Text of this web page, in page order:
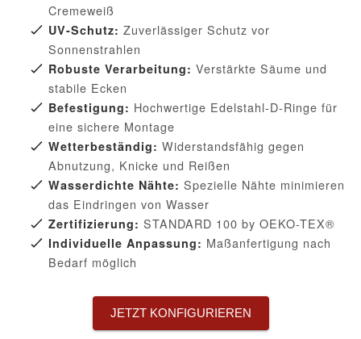
Cremeweiß
UV-Schutz: Zuverlässiger Schutz vor
Sonnenstrahlen
Robuste Verarbeitung: Verstärkte Säume und
stabile Ecken
Befestigung: Hochwertige Edelstahl-D-Ringe für
eine sichere Montage
Wetterbeständig: Widerstandsfähig gegen
Abnutzung, Knicke und Reißen
Wasserdichte Nähte: Spezielle Nähte minimieren
das Eindringen von Wasser
Zertifizierung: STANDARD 100 by OEKO-TEX®
Individuelle Anpassung: Maßanfertigung nach
Bedarf möglich
JETZT KONFIGURIEREN